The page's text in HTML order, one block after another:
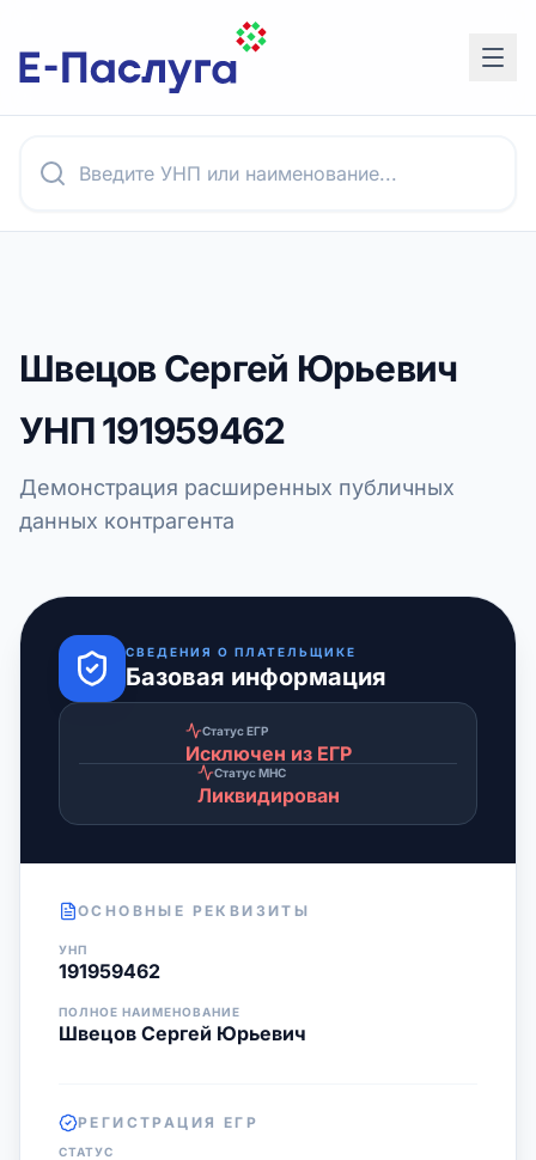
Швецов Сергей Юрьевич
УНП191959462
Демонстрация расширенных публичных
данных контрагента
СВЕДЕНИЯ О ПЛАТЕЛЬЩИКЕ
Базовая информация
Статус ЕГР
Исключен из ЕГР
Статус МНС
Ликвидирован
ОСНОВНЫЕ РЕКВИЗИТЫ
УНП
191959462
ПОЛНОЕ НАИМЕНОВАНИЕ
Швецов Сергей Юрьевич
РЕГИСТРАЦИЯ ЕГР
СТАТУС